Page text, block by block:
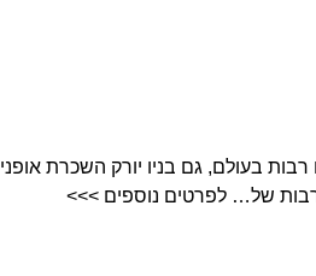
רבות בעולם, גם בניו יורק השכרת
רבות של… לפרטים נוספים >>>